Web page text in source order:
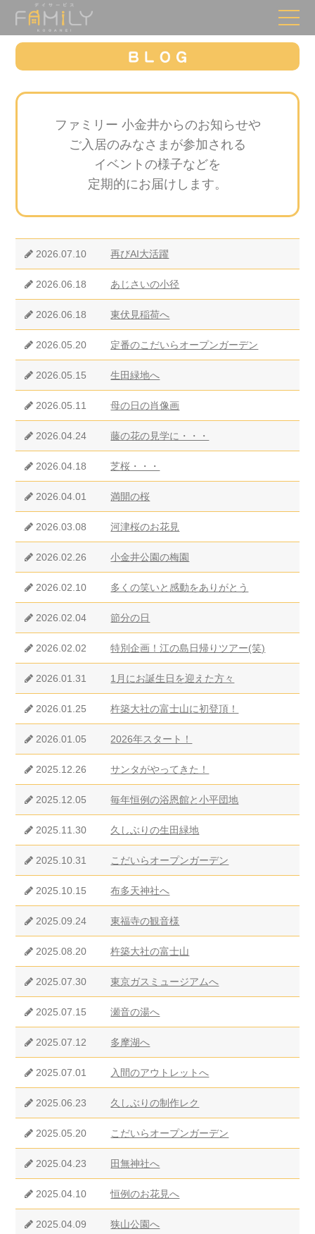
ファミリー 小金井からのお知らせや
ご入居のみなさまが参加される
イベントの様子などを
定期的にお届けします。
2026.07.10 再びAI大活躍
2026.06.18 あじさいの小径
2026.06.18 東伏見稲荷へ
2026.05.20 定番のこだいらオープンガーデン
2026.05.15 生田緑地へ
2026.05.11 母の日の肖像画
2026.04.24 藤の花の見学に・・・
2026.04.18 芝桜・・・
2026.04.01 満開の桜
2026.03.08 河津桜のお花見
2026.02.26 小金井公園の梅園
2026.02.10 多くの笑いと感動をありがとう
2026.02.04 節分の日
2026.02.02 特別企画！江の島日帰りツアー(笑)
2026.01.31 1月にお誕生日を迎えた方々
2026.01.25 杵築大社の富士山に初登頂！
2026.01.05 2026年スタート！
2025.12.26 サンタがやってきた！
2025.12.05 毎年恒例の浴恩館と小平団地
2025.11.30 久しぶりの生田緑地
2025.10.31 こだいらオープンガーデン
2025.10.15 布多天神社へ
2025.09.24 東福寺の観音様
2025.08.20 杵築大社の富士山
2025.07.30 東京ガスミュージアムへ
2025.07.15 瀬音の湯へ
2025.07.12 多摩湖へ
2025.07.01 入間のアウトレットへ
2025.06.23 久しぶりの制作レク
2025.05.20 こだいらオープンガーデン
2025.04.23 田無神社へ
2025.04.10 恒例のお花見へ
2025.04.09 狭山公園へ